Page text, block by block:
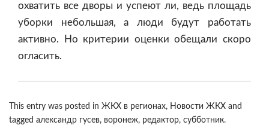
охватить все дворы и успеют ли, ведь площадь
уборки небольшая, а люди будут работать
активно. Но критерии оценки обещали скоро
огласить.
This entry was posted in ЖКХ в регионах, Новости ЖКХ and
tagged александр гусев, воронеж, редактор, субботник.